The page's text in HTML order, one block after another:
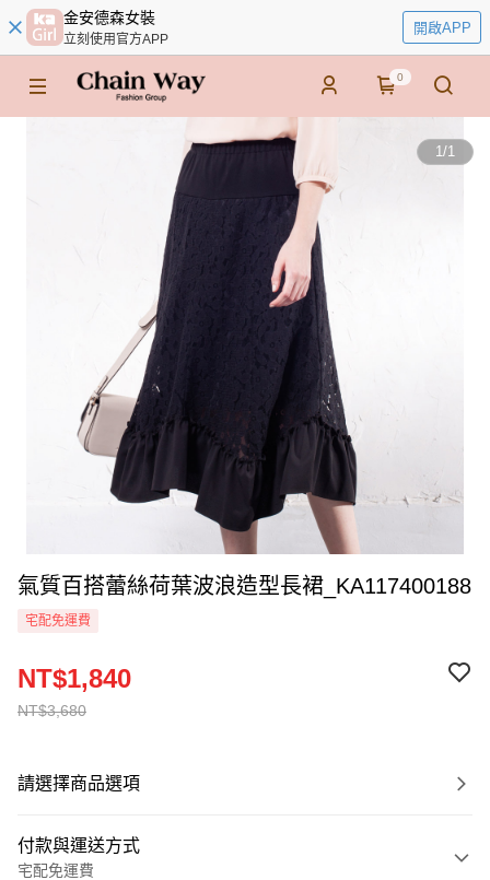
金安德森女裝
立刻使用官方APP
開啟APP
0
1/1
氣質百搭蕾絲荷葉波浪造型長裙_KA117400188
宅配免運費
NT$3,680
NT$1,840
請選擇商品選項
付款與運送方式
宅配免運費